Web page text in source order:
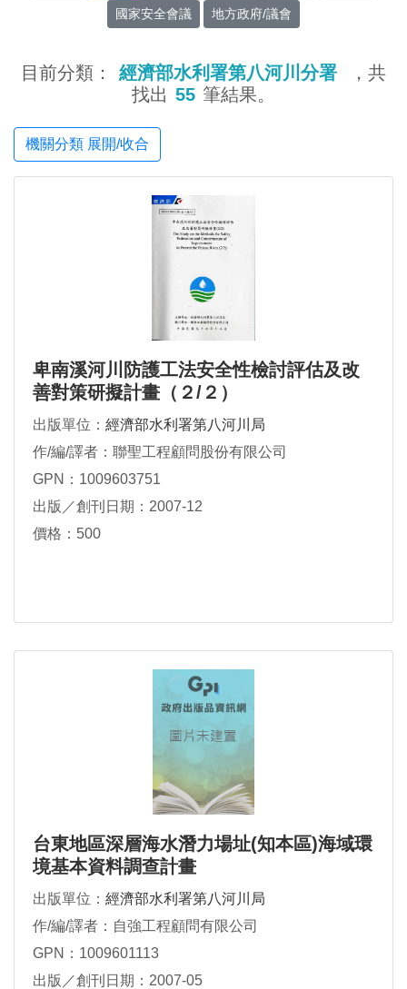
國家安全會議 地方政府/議會
目前分類： 經濟部水利署第八河川分署
，共
找出 55 筆結果。
機關分類 展開/收合
卑南溪河川防護工法安全性檢討評估及改
善對策研擬計畫（２/２）
出版單位： 經濟部水利署第八河川局
作/編/譯者：聯聖工程顧問股份有限公司
GPN：1009603751
出版／創刊日期：2007-12
價格：500
台東地區深層海水潛力場址(知本區)海域環
境基本資料調查計畫
出版單位： 經濟部水利署第八河川局
作/編/譯者：自強工程顧問有限公司
GPN：1009601113
出版／創刊日期：2007-05